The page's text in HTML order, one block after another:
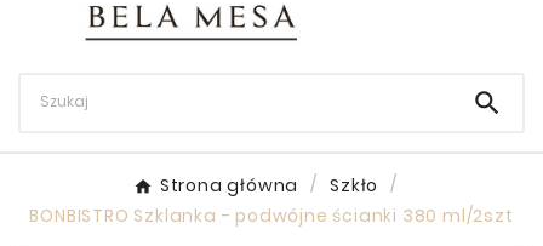

Strona główna
Szkło
BONBISTRO Szklanka - podwójne ścianki 380 ml/2szt